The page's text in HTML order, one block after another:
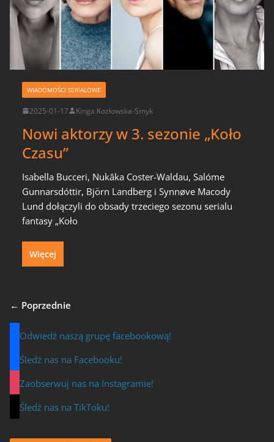
WIADOMOŚCI SERIALOWE
2025-01-17 Kinga Kozłowska-Smyk
Nowi aktorzy w 3. sezonie „Koło
Czasu”
Isabella Bucceri, Nukâka Coster-Waldau, Salóme
Gunnarsdóttir, Björn Landberg i Synnøve Macody
Lund dołączyli do obsady trzeciego sezonu serialu
fantasy „Koło
Więcej
← Poprzednie
Odwiedź naszą grupę facebookową!
Śledź nas na Facebooku!
Zaobserwuj nas na Instagramie!
Śledź nas na TikToku!